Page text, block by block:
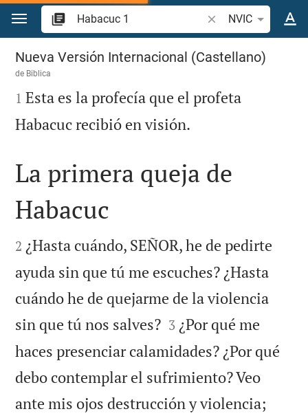
Ir a un contenido
Buscar versículo
NVIC
Habacuc 1
Nueva Versión Internacional (Castellano)
de Biblica

1 Esta es la profecía que el profeta
Habacuc recibió en visión.

La primera queja de
Habacuc

2 ¿Hasta cuándo, SEÑOR, he de pedirte
ayuda sin que tú me escuches? ¿Hasta
cuándo he de quejarme de la violencia
sin que tú nos salves?
3 ¿Por qué me
haces presenciar calamidades? ¿Por qué
debo contemplar el sufrimiento? Veo
ante mis ojos destrucción y violencia;